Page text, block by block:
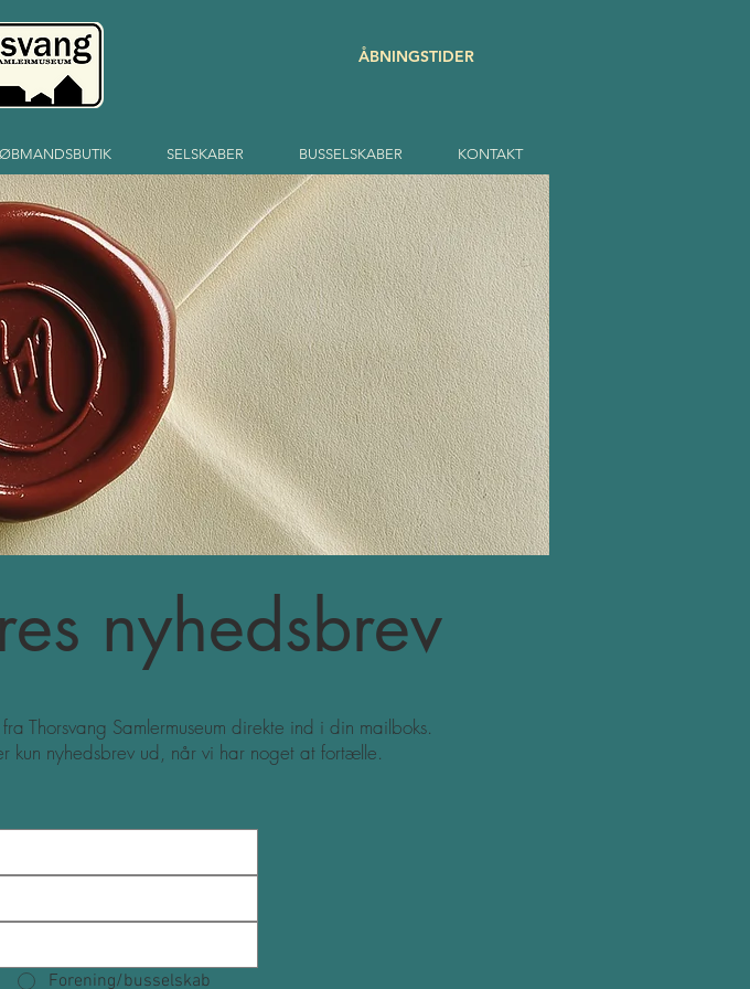
ÅBNINGSTIDER
SELSKABER BUSSELSKABER KONTAKT
nyhedsbrev
Thorsvang Samlermuseum direkte ind i din mailboks.
kun nyhedsbrev ud, når vi har noget at fortælle.
Forening/busselskab